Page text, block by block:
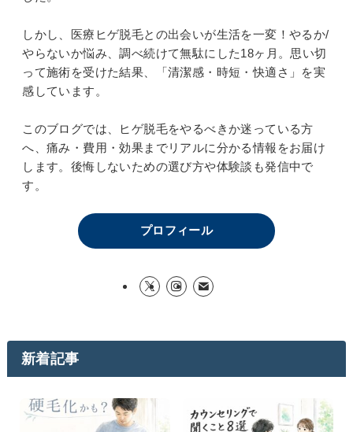
しかし、医療ヒゲ脱毛との出会いが生活を一変！やるか/
やらないか悩み、調べ続けて無駄にした18ヶ月。思い切
って施術を受けた結果、「清潔感・時短・快適さ」を実
感しています。
このブログでは、ヒゲ脱毛をやるべきか迷っている方
へ、痛み・費用・効果までリアルに分かる情報をお届け
します。後悔しないための選び方や体験談も発信中で
す。
プロフィール
新着記事